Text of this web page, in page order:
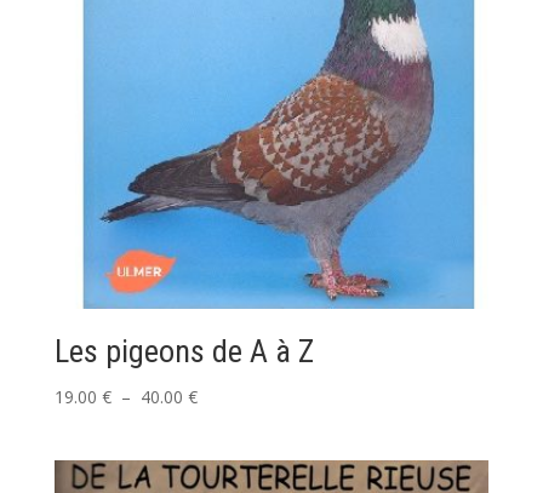
Les pigeons de A à Z
19.00 € – 40.00 €Plage
19.00 €